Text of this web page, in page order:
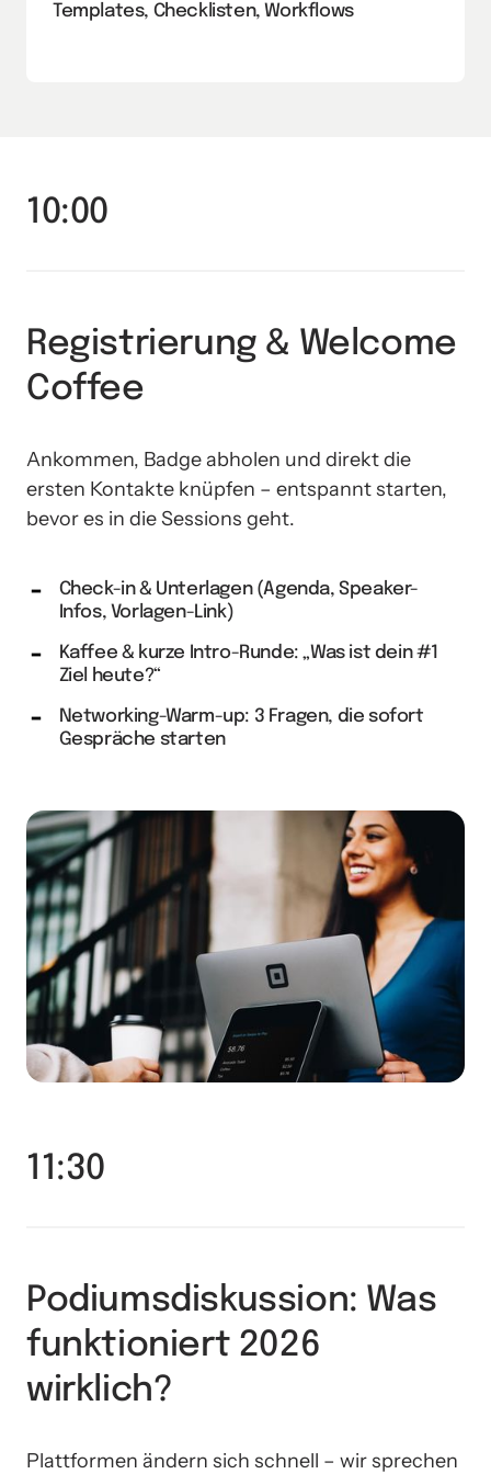
Templates, Checklisten, Workflows
10:00
Registrierung & Welcome
Coffee
Ankommen, Badge abholen und direkt die
ersten Kontakte knüpfen – entspannt starten,
bevor es in die Sessions geht.
Check-in & Unterlagen (Agenda, Speaker-
Infos, Vorlagen-Link)
Kaffee & kurze Intro-Runde: „Was ist dein #1
Ziel heute?“
Networking-Warm-up: 3 Fragen, die sofort
Gespräche starten
11:30
Podiumsdiskussion: Was
funktioniert 2026
wirklich?
Plattformen ändern sich schnell – wir sprechen